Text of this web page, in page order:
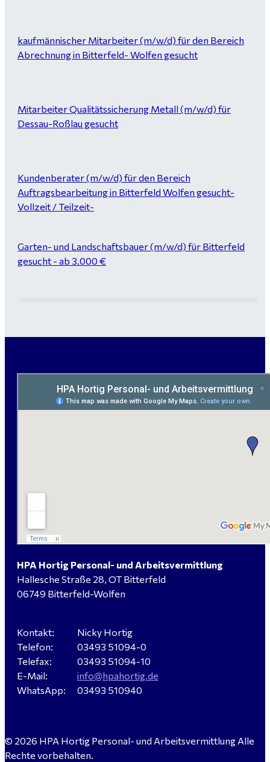
kaufmännischer Mitarbeiter (m/w/d) für den Bereich
Abrechnung in Bitterfeld- Wolfen gesucht
Mitarbeiter Qualitätssicherung Metall (m/w/d) für
Dessau-Roßlau gesucht
Kundenberater (m/w/d) für den Bereich
Auftragsbearbeitung in Bitterfeld Wolfen gesucht-
Vollzeit / Teilzeit-
Garten- und Landschaftsbauer (m/w/d) für Bitterfeld
gesucht - ab 3.000 €
handwerklicher Allrounder (m/w/d) für Bitterfeld-
Wolfen gesucht
Sandersdorf- Brehna gesucht
Verkäufer / Fachberater (m/w/d) - Baustoffe Fliesen -
Servicemeister Kfz (m/w/d) - Bitterfeld-Wolfen
gesucht - ab 4.500,00 €
Rohrleitungsbau - Tagschicht - Leuna ab 20 €
HPA Hortig Personal- und Arbeitsvermittlung
Hallesche Straße 28, OT Bitterfeld
06749 Bitterfeld-Wolfen
Kontakt:
Telefon:
Telefax:
E-Mail:
WhatsApp:
Nicky Hortig
03493 51094-0
03493 51094-10
info@hpahortig.de
03493 510940
© 2026 HPA Hortig Personal- und Arbeitsvermittlung Alle
Rechte vorbehalten.